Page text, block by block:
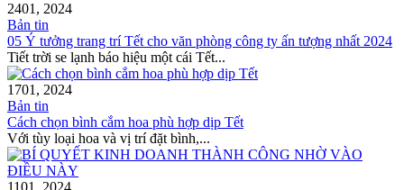
2401, 2024
Bản tin
05 Ý tưởng trang trí Tết cho văn phòng công ty ấn tượng nhất 2024
Tiết trời se lạnh báo hiệu một cái Tết...
1701, 2024
Bản tin
Cách chọn bình cắm hoa phù hợp dịp Tết
Với tùy loại hoa và vị trí đặt bình,...